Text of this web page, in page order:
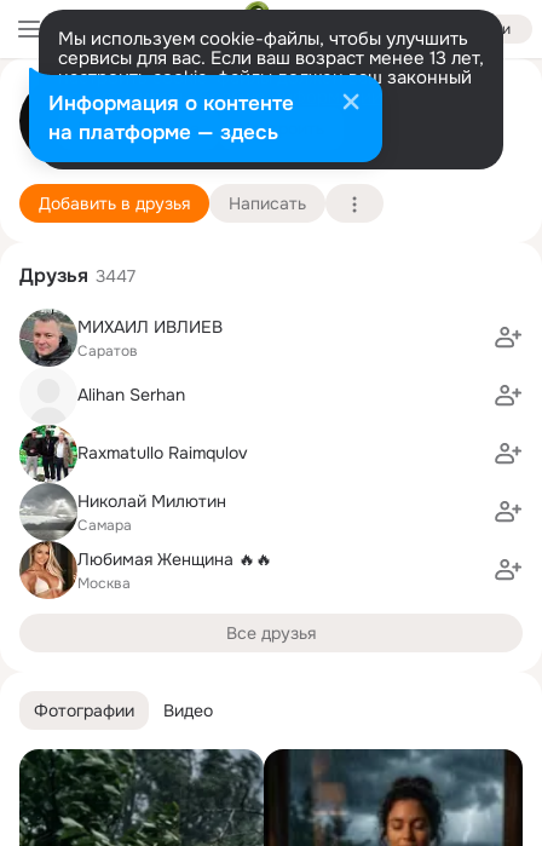
Войти
Мы используем cookie-файлы, чтобы улучшить
сервисы для вас. Если ваш возраст менее 13 лет,
настроить cookie-файлы должен ваш законный
представитель. Больше информации
Разрешить все Настроить
Вильна Телесная Осознанность
15 сентября Подробнее
Добавить в друзья Написать
Фотографии Видео
Друзья 3447
МИХАИЛ ИВЛИЕВ
Саратов
Alihan Serhan
Raxmatullo Raimqulov
Николай Милютин
Самара
Любимая Женщина 🔥🔥
Москва
Все друзья
Информация о контенте
на платформе — здесь